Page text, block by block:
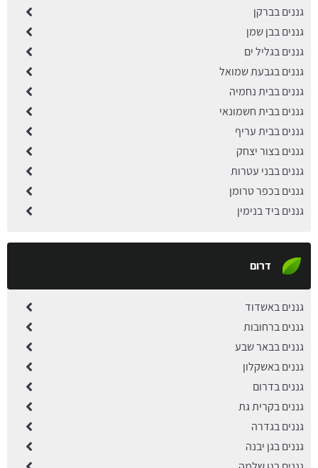
גננים בברקן
גננים בבן שמן
גננים בגליל ים
גננים בגבעת שמואל
גננים בבית נחמיה
גננים בבית חשמונאי
גננים בבית עריף
גננים בצור יצחק
גננים בבני עטרות
גננים בכפר טרומן
גננים ביד בנימין
דרום
גננים באשדוד
גננים ברחובות
גננים בבאר שבע
גננים באשקלון
גננים בדרום
גננים בקרית גת
גננים בגדרה
גננים בגן יבנה